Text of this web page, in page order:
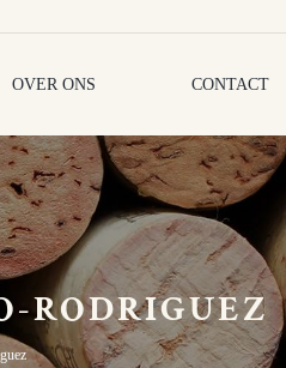
OVER ONS CONTACT
RODRIGUEZ